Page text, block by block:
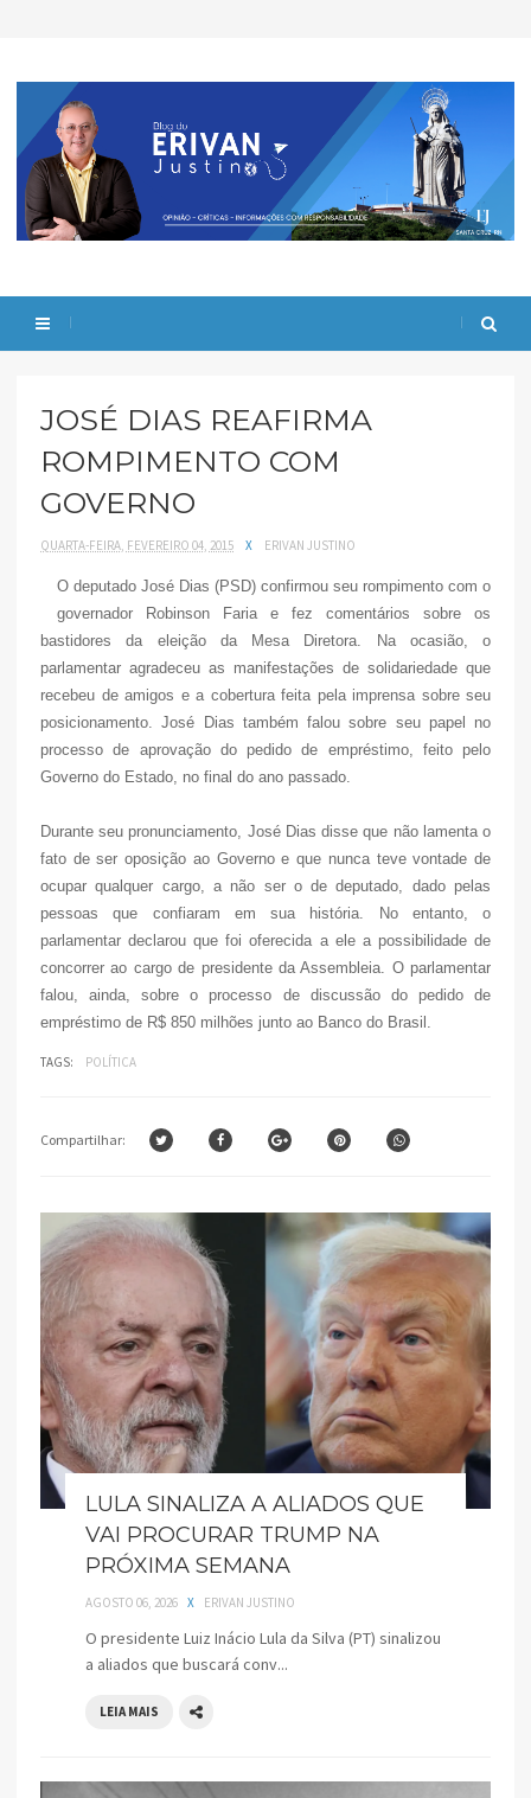
JOSÉ DIAS REAFIRMA
ROMPIMENTO COM
GOVERNO
QUARTA-FEIRA, FEVEREIRO 04, 2015 X ERIVAN JUSTINO
O deputado José Dias (PSD) confirmou seu rompimento com o
governador Robinson Faria e fez comentários sobre os
bastidores da eleição da Mesa Diretora. Na ocasião, o
parlamentar agradeceu as manifestações de solidariedade que
recebeu de amigos e a cobertura feita pela imprensa sobre seu
posicionamento. José Dias também falou sobre seu papel no
processo de aprovação do pedido de empréstimo, feito pelo
Governo do Estado, no final do ano passado.
Durante seu pronunciamento, José Dias disse que não lamenta o
fato de ser oposição ao Governo e que nunca teve vontade de
ocupar qualquer cargo, a não ser o de deputado, dado pelas
pessoas que confiaram em sua história. No entanto, o
parlamentar declarou que foi oferecida a ele a possibilidade de
concorrer ao cargo de presidente da Assembleia. O parlamentar
falou, ainda, sobre o processo de discussão do pedido de
empréstimo de R$ 850 milhões junto ao Banco do Brasil.
TAGS: POLÍTICA
Compartilhar:
LULA SINALIZA A ALIADOS QUE
VAI PROCURAR TRUMP NA
PRÓXIMA SEMANA
AGOSTO 06, 2026 X ERIVAN JUSTINO
O presidente Luiz Inácio Lula da Silva (PT) sinalizou
a aliados que buscará conv...
LEIA MAIS